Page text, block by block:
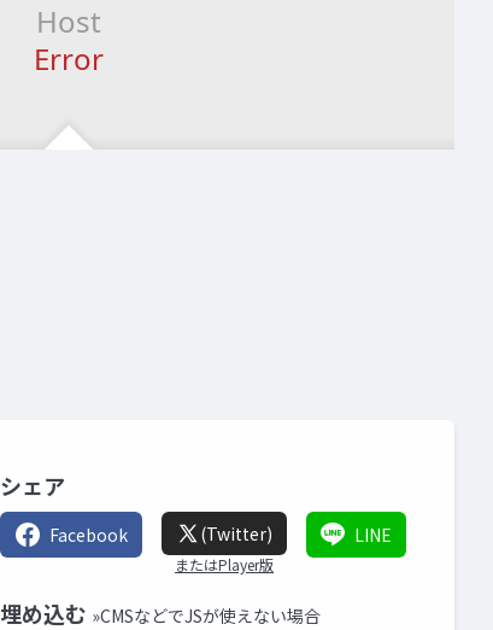
シェア
Facebook (Twitter)
またはPlayer版
LINE
埋め込む »CMSなどでJSが使えない場合